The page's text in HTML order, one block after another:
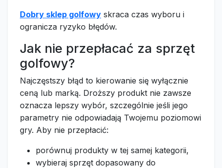
Dobry sklep golfowy skraca czas wyboru i
ogranicza ryzyko błędów.
Jak nie przepłacać za sprzęt
golfowy?
Najczęstszy błąd to kierowanie się wyłącznie
ceną lub marką. Droższy produkt nie zawsze
oznacza lepszy wybór, szczególnie jeśli jego
parametry nie odpowiadają Twojemu poziomowi
gry. Aby nie przepłacić:
porównuj produkty w tej samej kategorii,
wybieraj sprzęt dopasowany do